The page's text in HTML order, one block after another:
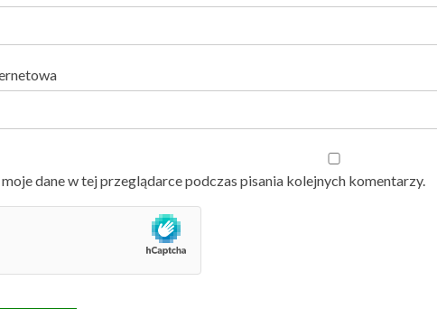
dane w tej przeglądarce podczas pisania kolejnych komentarzy.